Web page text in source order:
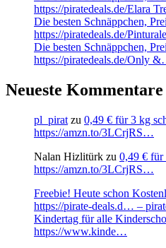
https://piratedeals.de/Elara
Die besten Schnäppchen,
https://piratedeals.de/
Die besten Schnäppchen,
https://piratedeals.de/Only
Neueste Kommentare
pl_pirat zu 0,49 € für 3 kg
https://amzn.to/3LCrjRS…
Nalan Hizlitürk zu 0,49 € für
https://amzn.to/3LCrjRS…
Freebie! Heute schon
https://pirate-deals.d… –
Kindertag für alle
https://www.kinde…